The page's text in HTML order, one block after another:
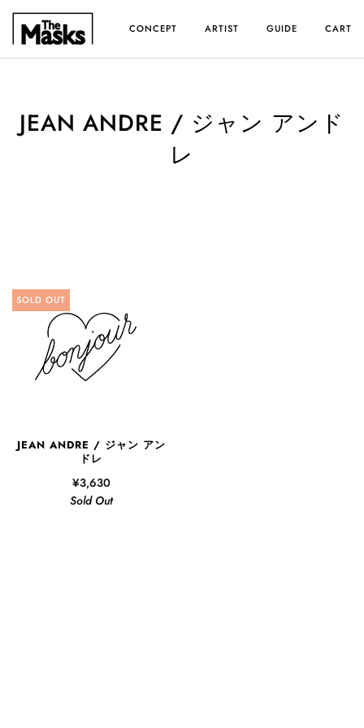
プ
CONCEPT ARTIST GUIDE CART
JEAN ANDRE / ジャン アンド
レ
SOLD OUT
JEAN ANDRE / ジャン アン
ドレ
¥3,630
Sold Out